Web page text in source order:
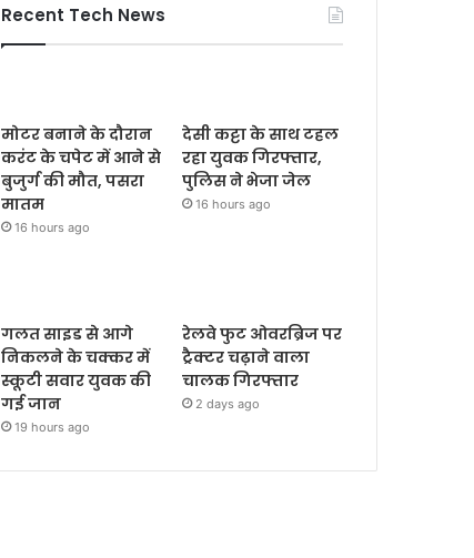
Recent Tech News
मोटर बनाने के दौरान
करंट के चपेट में आने से
बुजुर्ग की मौत, पसरा
मातम
16 hours ago
देसी कट्टा के साथ टहल
रहा युवक गिरफ्तार,
पुलिस ने भेजा जेल
16 hours ago
गलत साइड से आगे
निकलने के चक्कर में
स्कूटी सवार युवक की
गई जान
19 hours ago
रेलवे फुट ओवरब्रिज पर
ट्रैक्टर चढ़ाने वाला
चालक गिरफ्तार
2 days ago